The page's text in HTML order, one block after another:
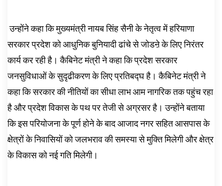
उन्होंने कहा कि मुख्यमंत्री नायब सिंह सैनी के नेतृत्व में हरियाणा
सरकार प्रदेश को आधुनिक बुनियादी ढांचे से जोडऩे के लिए निरंतर
कार्य कर रही है। कैबिनेट मंत्री ने कहा कि प्रदेश सरकार
जनसुविधाओं के सुदृढीकरण के लिए प्रतिबद्घ है। कैबिनेट मंत्री ने
कहा कि सरकार की नीतियों का सीधा लाभ आम नागरिक तक पहुंच रहा
है और प्रदेश विकास के पथ पर तेजी से अग्रसर है। उन्होंने बताया
कि इस परियोजना के पूर्ण होने के बाद आजाद नगर सहित आसपास के
क्षेत्रों के निवासियों को जलभराव की समस्या से मुक्ति मिलेगी और क्षेत्र
के विकास को नई गति मिलेगी।